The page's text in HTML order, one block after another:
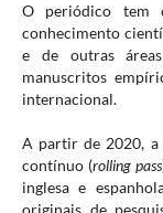
O periódico tem
conhecimento
e de outras
manuscritos
internacional.
A partir de 2020, a
contínuo (rolling pass
inglesa e